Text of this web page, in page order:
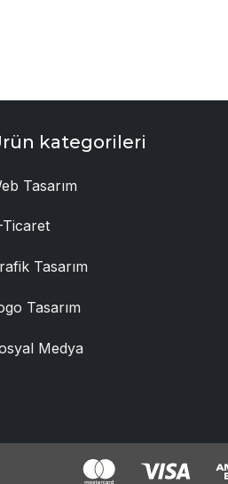
kategorileri
Tasarım
Ticaret
Tasarım
Tasarım
Medya